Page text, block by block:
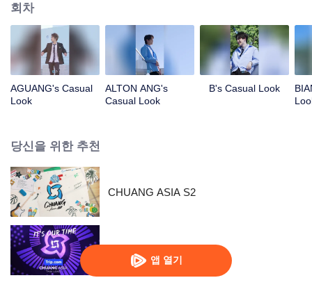
앱 열기
회차
AGUANG's Casual
Look
ALTON ANG's
Casual Look
B's Casual Look
당신을 위한 추천
CHUANG ASIA S2